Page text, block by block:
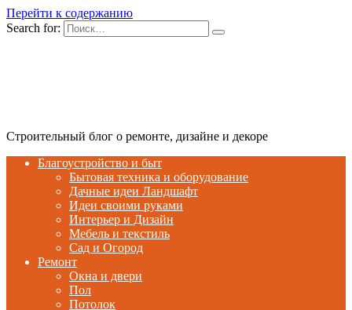
Перейти к содержанию
Search for:
Строительный блог о ремонте, дизайне и декоре
Благоустройство и быт
Бытовая техника и оборудование
Дачные идеи Ландшафт
Идеи своими руками
Интерьер и Дизайн
Мебель и текстиль
Сад и Огород
Ремонт
Окна и двери
Пол
Потолок